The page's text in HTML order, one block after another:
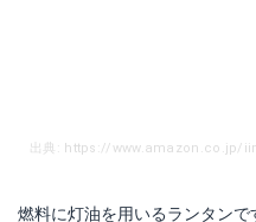
燃料に灯油を用いるランタンで